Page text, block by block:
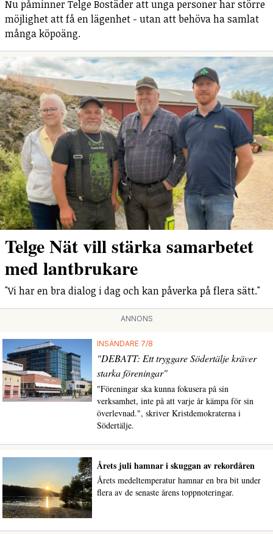
Nu påminner Telge Bostäder att unga personer har större
möjlighet att få en lägenhet - utan att behöva ha samlat
många köpoäng.
Telge Nät vill stärka samarbetet
med lantbrukare
"Vi har en bra dialog i dag och kan påverka på flera sätt."
ANNONS
INSÄNDARE 7/8
"DEBATT: Ett tryggare Södertälje kräver
starka föreningar"
"Föreningar ska kunna fokusera på sin
verksamhet, inte på att varje år kämpa för sin
överlevnad.", skriver Kristdemokraterna i
Södertälje.
Årets juli hamnar i skuggan av rekordåren
Årets medeltemperatur hamnar en bra bit under
flera av de senaste årens toppnoteringar.